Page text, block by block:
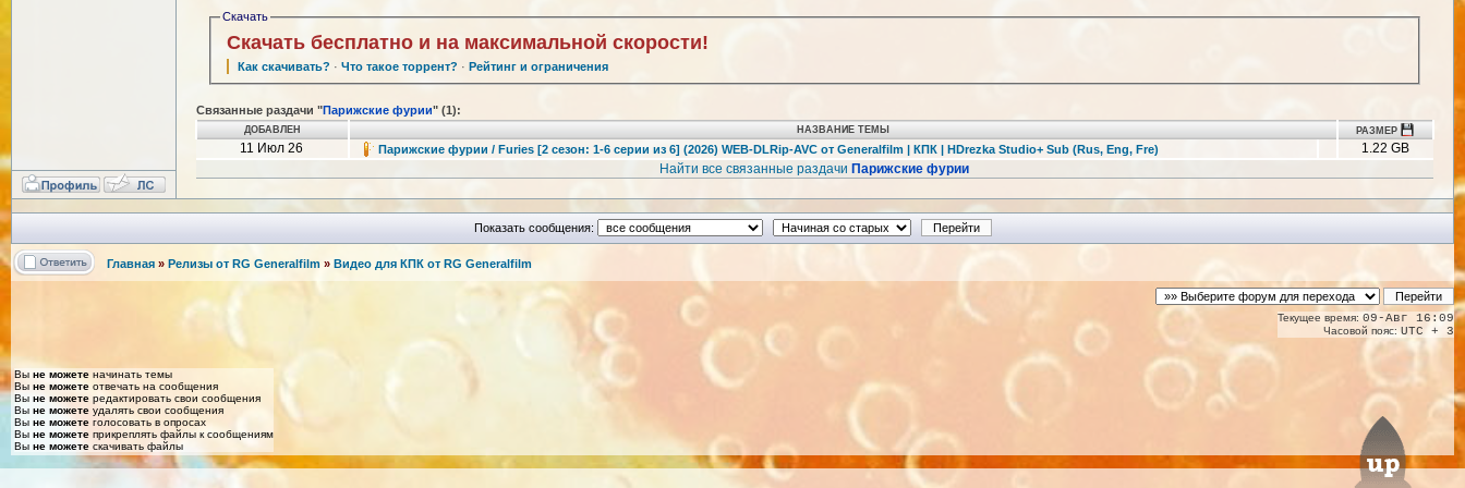
Скачать
Скачать бесплатно и на максимальной скорости!
Как скачивать? ·Что такое торрент? · Рейтинг и ограничения
Связанные раздачи "Парижские фурии" (1):
ДОБАВЛЕН НАЗВАНИЕ ТЕМЫ РАЗМЕР
11 Июл 26 Парижские фурии / Furies [2 сезон: 1-6 серии из 6] (2026) WEB-DLRip-AVC от Generalfilm | КПК | HDrezka Studio+ Sub (Rus, Eng, Fre)
1.22 GB
Найти все связанные раздачи Парижские фурии
Показать сообщения:
Главная » Релизы от RG Generalfilm » Видео для КПК от RG Generalfilm
Текущее время: 09-Авг 16:09
Часовой пояс: UTC + 3
Вы не можете начинать темы
Вы не можете отвечать на сообщения
Вы не можете редактировать свои сообщения
Вы не можете удалять свои сообщения
Вы не можете голосовать в опросах
Вы не можете прикреплять файлы к сообщениям
Вы не можете скачивать файлы